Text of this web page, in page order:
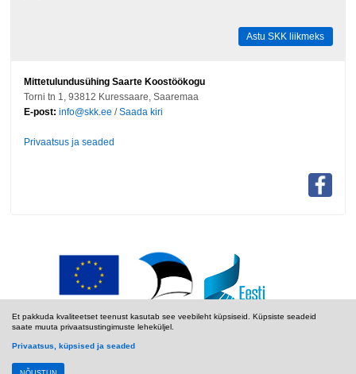
Et pakkuda kvaliteetset teenust kasutab see veebileht küpsiseid. Küpsiste seadeid
saate muuta privaatsustingimuste leheküljel.
Privaatsus, küpsised ja seaded
Astu SKK liikmeks
Mittetulundusühing Saarte Koostöökogu
Torni tn 1, 93812 Kuressaare, Saaremaa
E-post: info@skk.ee /Saada kiri
Privaatsus ja seaded